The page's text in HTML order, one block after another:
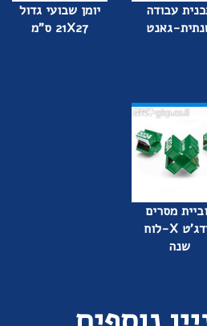
עבודה
גאנט
יומן שבועי גדול
21X27 ס"מ
מסרים
פידג'ט X-לוח
שנה